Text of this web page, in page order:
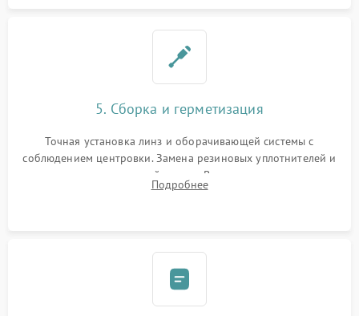
5. Сборка и герметизация
Точная установка линз и оборачивающей системы с
соблюдением центровки. Замена резиновых уплотнителей и
нанесение влагозащитной смазки. Вакуумирование корпуса
и заполнение его осушенным азотом или аргоном для
Подробнее